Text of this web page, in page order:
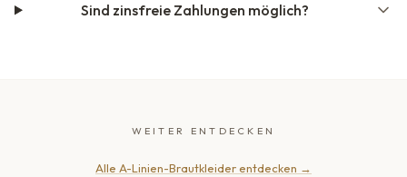
Sind zinsfreie Zahlungen möglich?
WEITER ENTDECKEN
Alle A-Linien-Brautkleider entdecken →